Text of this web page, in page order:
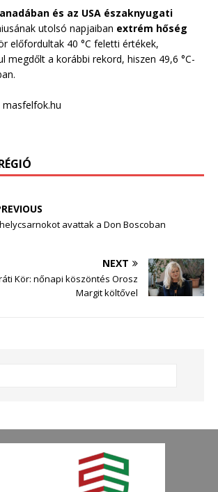
és az USA északnyugati
utolsó napjaiban extrém hőség
előfordultak 40 °C feletti értékek,
megdőlt a korábbi rekord, hiszen 49,6 °C-
avattak a Don Boscoban
NEXT
Kör: nőnapi köszöntés Orosz
Margit költővel